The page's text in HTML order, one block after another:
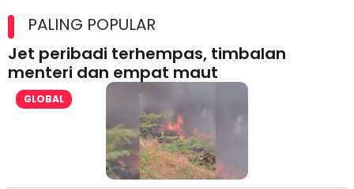
lesen separuh pertama 2026
PALING POPULAR
Jet peribadi terhempas, timbalan
menteri dan empat maut
GLOBAL